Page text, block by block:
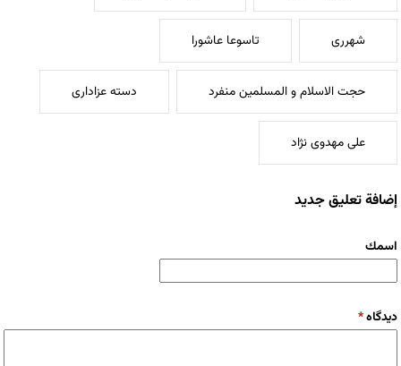
شهرری تاسوعا عاشورا
حجت الاسلام و المسلمین منفرد دسته عزاداری
علی مهدوی نژاد
إضافة تعليق جديد
‏اسمك ‏
‏دیدگاه ‏*